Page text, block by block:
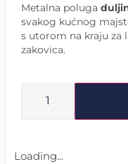
Metalna poluga
svakog kućnog
s utorom na kraju za
zakovica.
Loading...